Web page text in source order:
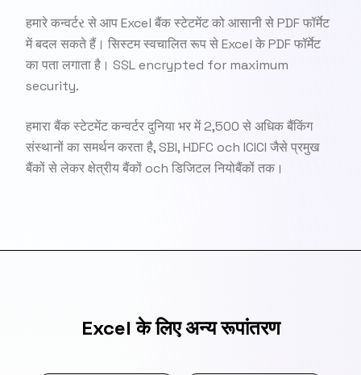
हमारे कन्वर्टર से आप Excel बैंक स्टेटमेंट को आसानी से PDF फॉर्मेट
में बदल सकते हैं। सिस्टम स्वचालित रूप से Excel के PDF फॉर्मेट
का पता लगाता है। SSL encrypted for maximum
security.
हमारा बैंक स्टेटमेंट कन्वर्टर दुनिया भर में 2,500 से अधिक बैंकिंग
संस्थानों का समर्थन करता है, SBI, HDFC och ICICI जैसे प्रमुख
बैंकों से लेकर क्षेत्रीय बैंकों och डिजिटल नियोबैंकों तक।
Excel के लिए अन्य रूपांतरण